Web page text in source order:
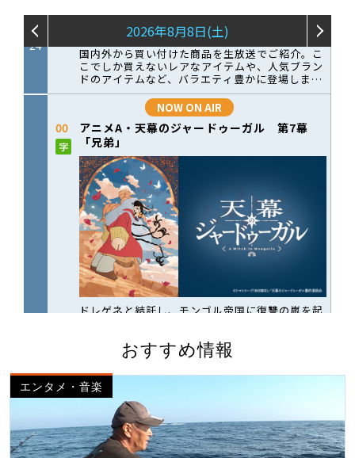
おすすめ情報
エンタメ・音楽